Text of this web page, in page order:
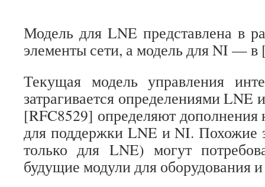
Модель для LNE представлена в
элементы сети, а модель для NI — в
Текущая модель управления
затрагивается определениями LNE
[RFC8529] определяют дополнения
для поддержки LNE и NI. Похожие
только для LNE) могут
будущие модули для оборудования